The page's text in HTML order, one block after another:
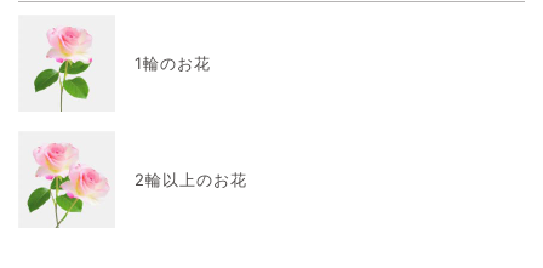
1輪のお花
2輪以上のお花